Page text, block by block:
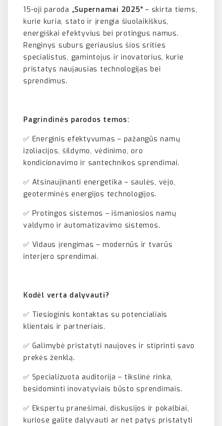
15-oji paroda „Supernamai 2025“ – skirta tiems,
kurie kuria, stato ir įrengia šiuolaikiškus,
energiškai efektyvius bei protingus namus.
Renginys suburs geriausius šios srities
specialistus, gamintojus ir inovatorius, kurie
pristatys naujausias technologijas bei
sprendimus.
Pagrindinės parodos temos:
✅ Energinis efektyvumas – pažangūs namų
izoliacijos, šildymo, vėdinimo, oro
kondicionavimo ir santechnikos sprendimai.
✅ Atsinaujinanti energetika – saulės, vėjo,
geoterminės energijos technologijos.
✅ Protingos sistemos – išmaniosios namų
valdymo ir automatizavimo sistemos.
✅ Vidaus įrengimas – modernūs ir tvarūs
interjero sprendimai.
Kodėl verta dalyvauti?
✅ Tiesioginis kontaktas su potencialiais
klientais ir partneriais.
✅ Galimybė pristatyti naujoves ir stiprinti savo
prekės ženklą.
✅ Specializuota auditorija – tikslinė rinka,
besidominti inovatyviais būsto sprendimais.
✅ Ekspertų pranešimai, diskusijos ir pokalbiai,
kuriose galite dalyvauti ar net patys pristatyti